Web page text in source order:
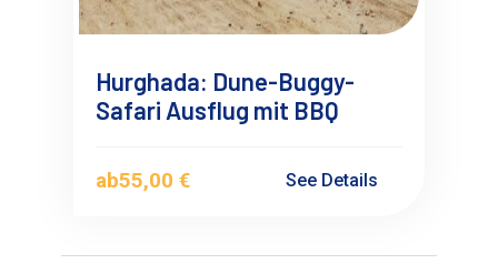
Hurghada: Dune-Buggy-
Safari Ausflug mit BBQ
ab55,00 € See Details